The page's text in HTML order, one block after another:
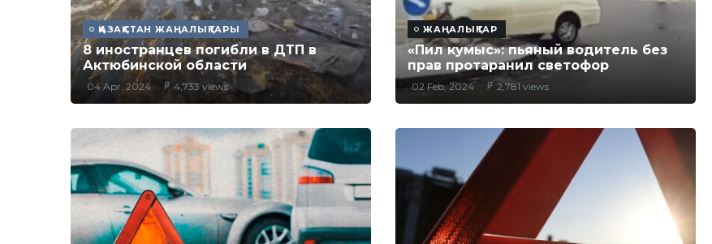
ҚАЗАҚСТАН ЖАҢАЛЫҚТАРЫ
8 иностранцев погибли в ДТП в
Актюбинской области
04 Apr, 2024 4,733 views
ЖАҢАЛЫҚТАР
«Пил кумыс»: пьяный водитель без
прав протаранил светофор
02 Feb, 2024 2,781 views